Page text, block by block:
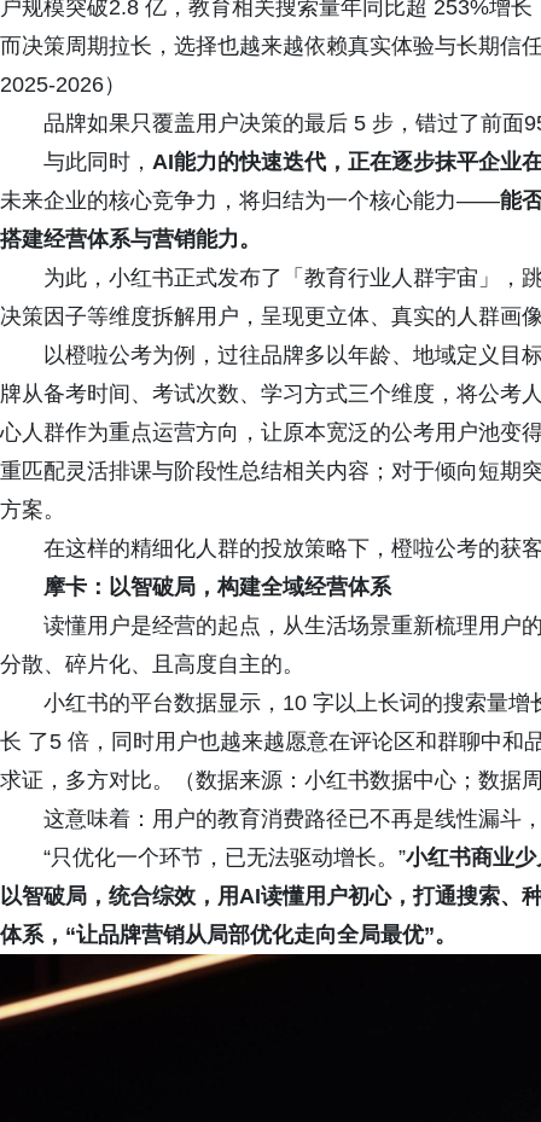
户规模突破2.8 亿，教育相关搜索量年同比超 253%增
而决策周期拉长，选择也越来越依赖真实体验与长期信
2025-2026）
品牌如果只覆盖用户决策的最后 5 步，错过了前面
与此同时， AI能力的快速迭代，正在逐步抹平企业
未来企业的核心竞争力，将归结为一个核心能力——能
搭建经营体系与营销能力。
为此，小红书正式发布了「教育行业人群宇宙」，
决策因子等维度拆解用户，呈现更立体、真实的人群画
以橙啦公考为例，过往品牌多以年龄、地域定义目
牌从备考时间、考试次数、学习方式三个维度，将公考
心人群作为重点运营方向，让原本宽泛的公考用户池变
重匹配灵活排课与阶段性总结相关内容；对于倾向短期
方案。
在这样的精细化人群的投放策略下，橙啦公考的获
摩卡：以智破局，构建全域经营体系
读懂用户是经营的起点，从生活场景重新梳理用户
分散、碎片化、且高度自主的。
小红书的平台数据显示，10 字以上长词的搜索量增
长 了5 倍，同时用户也越来越愿意在评论区和群聊中和
求证，多方对比。（数据来源：小红书数据中心；数据
这意味着：用户的教育消费路径已不再是线性漏斗
“只优化一个环节，已无法驱动增长。”小红书商业
以智破局，统合综效，用AI读懂用户初心，打通搜索、
体系，“让品牌营销从局部优化走向全局最优”。